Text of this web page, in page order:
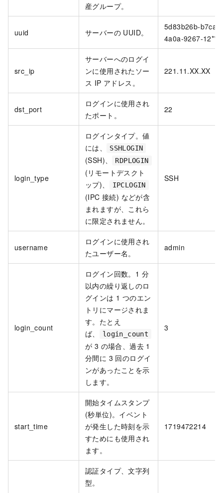
産グループ。
uuid サーバーの UUID。
5d83b26b-b7ca-
4a0a-9267-12****
src_ip
サーバーへのログイ
ンに使用されたソー
ス IP アドレス。
221.11.XX.XX
dst_port
ログインに使用され
たポート。
22
login_type
ログインタイプ。値
には、
SSHLOGIN
(SSH)、 RDPLOGIN
(リモートデスクト
ップ)、
IPCLOGIN
(IPC 接続) などが含
まれますが、これら
に限定されません。
SSH
username
ログインに使用され
たユーザー名。
admin
login_count
ログイン回数。1 分
以内の繰り返しのロ
グインは 1 つのエン
トリにマージされま
す。たとえ
ば、
login_count
が 3 の場合、過去 1
分間に 3 回のログイ
ンがあったことを示
します。
3
start_time
開始タイムスタンプ
(秒単位)。イベント
が発生した時刻を示
すためにも使用され
ます。
1719472214
認証タイプ、文字列
型。